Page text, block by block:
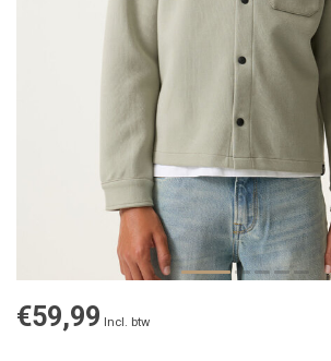
€59,99 Incl. btw